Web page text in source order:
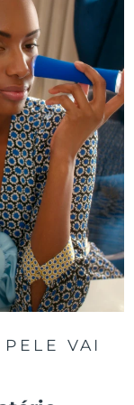
VAI
prevista 8/8/26
prevista8/10/26
prevista8/11/26
prevista 8/8/26
prevista 8/12/26
prevista8/9/26
prevista8/8/26